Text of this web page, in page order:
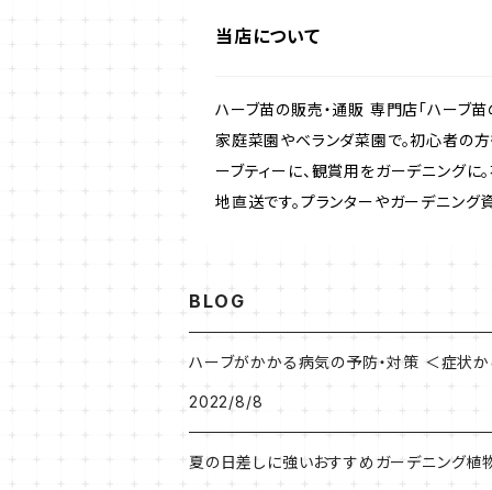
ガーデンベジタ・イタリア野菜
いちご
当店について
ハーブ苗の販売・通販 専門店「ハーブ苗
家庭菜園やベランダ菜園で。初心者の方
ーブティーに、観賞用をガーデニング
地直送です。プランターやガーデニング
BLOG
ハーブがかかる病気の予防・対策 ＜症状
2022/8/8
夏の日差しに強いおすすめガーデニング植